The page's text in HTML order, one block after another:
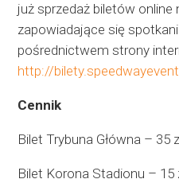
już sprzedaż biletów online
zapowiadające się
pośrednictwem strony
http://
Cennik
Bilet Trybuna Główna – 35
Bilet Korona Stadionu – 15